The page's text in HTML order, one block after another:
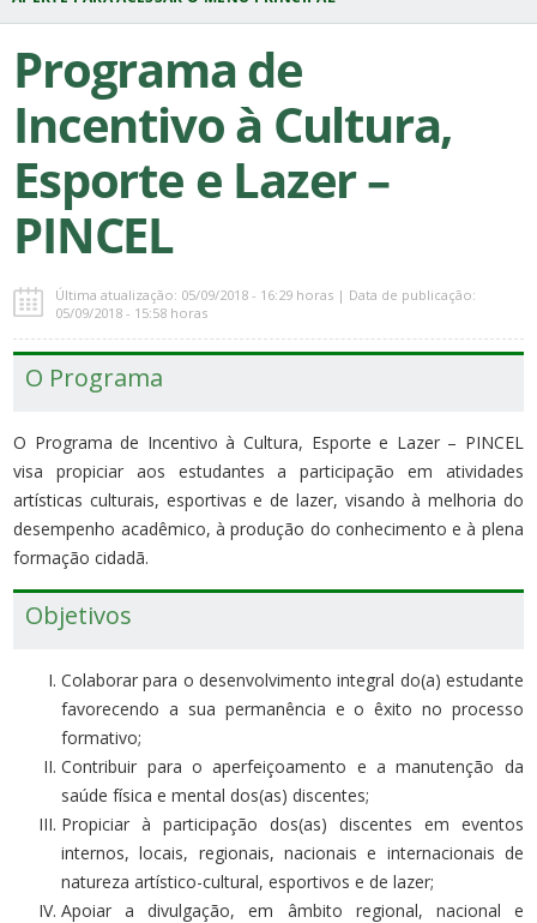
Programa de
Incentivo à Cultura,
Esporte e Lazer –
PINCEL
Última atualização: 05/09/2018 - 16:29 horas | Data de publicação:
05/09/2018 - 15:58 horas
O Programa
O Programa de Incentivo à Cultura, Esporte e Lazer – PINCEL
visa propiciar aos estudantes a participação em atividades
artísticas culturais, esportivas e de lazer, visando à melhoria do
desempenho acadêmico, à produção do conhecimento e à plena
formação cidadã.
Objetivos
Colaborar para o desenvolvimento integral do(a) estudante
favorecendo a sua permanência e o êxito no processo
formativo;
Contribuir para o aperfeiçoamento e a manutenção da
saúde física e mental dos(as) discentes;
Propiciar à participação dos(as) discentes em eventos
internos, locais, regionais, nacionais e internacionais de
natureza artístico-cultural, esportivos e de lazer;
Apoiar a divulgação, em âmbito regional, nacional e